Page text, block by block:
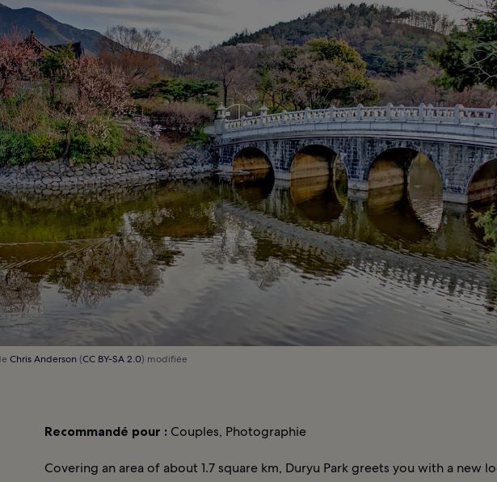
Chris Anderson(CC BY-SA 2.0) modifiée
Recommandé pour : Couples, Photographie
Covering an area of about 1.7 square km, Duryu Park greets you with a new